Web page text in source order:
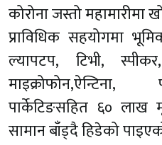
कोरोना जस्तो
प्राविधिक सहयोगमा
ल्यापटप, टिभी,
पार्केटिङसहित ६० लाख
सामान बाँड्दै हिडेको